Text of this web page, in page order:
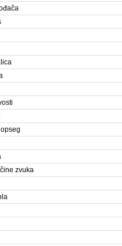
zvuka